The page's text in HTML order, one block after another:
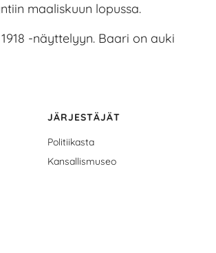
maaliskuun lopussa.
-näyttelyyn. Baari on auki
JÄRJESTÄJÄT
Politiikasta
Kansallismuseo